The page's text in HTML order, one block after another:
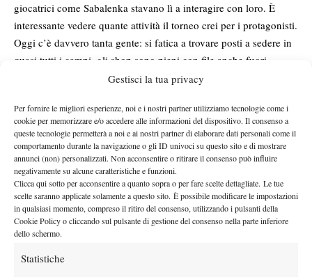
Gestisci la tua privacy
Per fornire le migliori esperienze, noi e i nostri partner utilizziamo tecnologie come i
cookie per memorizzare e/o accedere alle informazioni del dispositivo. Il consenso a
queste tecnologie permetterà a noi e ai nostri partner di elaborare dati personali come il
comportamento durante la navigazione o gli ID univoci su questo sito e di mostrare
annunci (non) personalizzati. Non acconsentire o ritirare il consenso può influire
negativamente su alcune caratteristiche e funzioni.
Clicca qui sotto per acconsentire a quanto sopra o per fare scelte dettagliate. Le tue
scelte saranno applicate solamente a questo sito. È possibile modificare le impostazioni
in qualsiasi momento, compreso il ritiro del consenso, utilizzando i pulsanti della
Cookie Policy o cliccando sul pulsante di gestione del consenso nella parte inferiore
dello schermo.
Statistiche
giocatrici come Sabalenka stavano lì a interagire con loro. È
interessante vedere quante attività il torneo crei per i protagonisti.
Oggi c’è davvero tanta gente: si fatica a trovare posti a sedere in
quasi tutti i campi, gli shop sono pieni con file anche fuori.
Nel tardo pomeriggio newyorchese arrivano le due belle vittorie
Pacheco Méndez e rimane l’unico ancora in gara per i ragazzi, e
poiLucrezia Stefaniniche vola al turno decisivo di
qualificazioni.
La giornata regala anche il sorteggio del main draw: ci sono turni
favorevoli e altri meno, ma come sempre l’obiettivo resta lo
stesso: portare più azzurri possibile avanti.
Fa freddo oggi: 18 gradi, non ero molto preparato, ma Manhattan
al ritorno sembra quasi più vivibile così. È bello tifare sempre